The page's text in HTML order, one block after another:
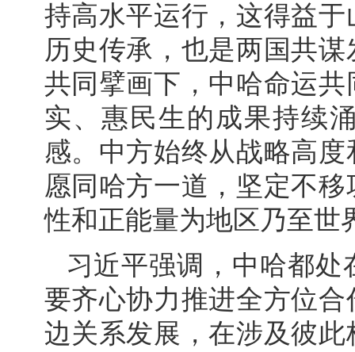
持高水平运行，这得益
历史传承，也是两国共
共同擘画下，中哈命运
实、惠民生的成果持续
感。中方始终从战略高
愿同哈方一道，坚定不
性和正能量为地区乃至世
习近平强调，中哈都
要齐心协力推进全方位
边关系发展，在涉及彼